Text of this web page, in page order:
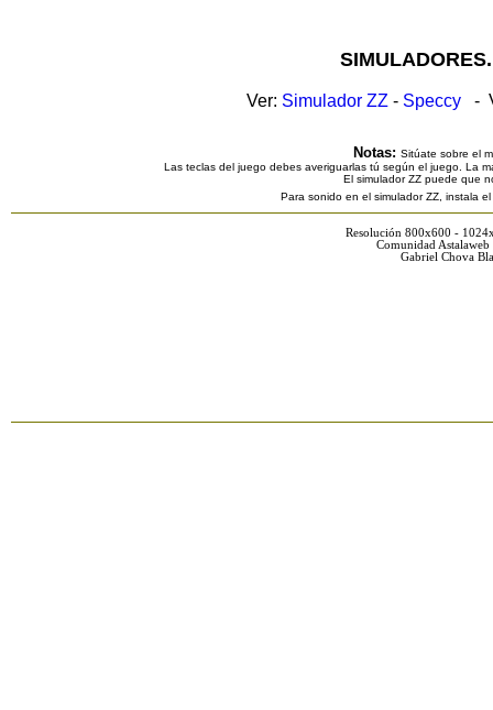
Ver: Simulador ZZ - Speccy -
Notas: Sitúate sobre el
Las teclas del juego debes averiguarlas tú según el juego. La
El simulador ZZ puede que
Para sonido en el simulador ZZ, instala
Resolución 800x600 -
Comunidad
Gabriel Chova